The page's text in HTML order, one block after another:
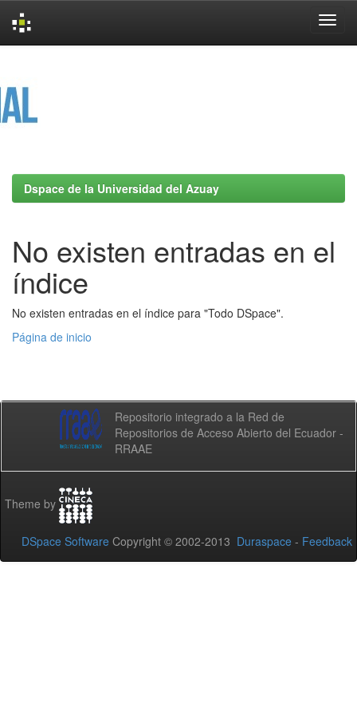
Dspace de la Universidad del Azuay
No existen entradas en el
índice
No existen entradas en el índice para "Todo DSpace".
Página de inicio
Repositorio integrado a la Red de
Repositorios de Acceso Abierto del Ecuador -
RRAAE
Theme by
DSpace Software Copyright © 2002-2013 Duraspace - Feedback